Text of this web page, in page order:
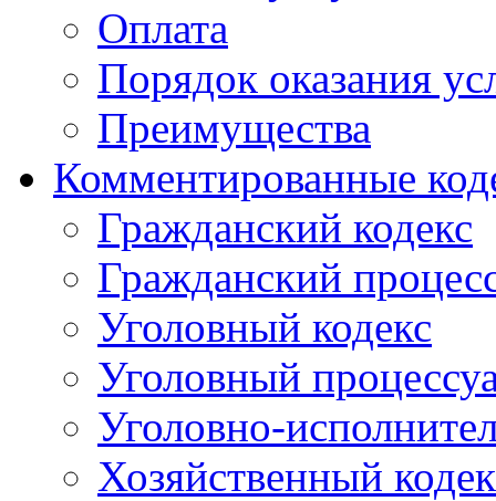
Оплата
Порядок оказания
Преимущества
Комментированные
Гражданский кодекс
Гражданский
Уголовный кодекс
Уголовный
Уголовно-
Хозяйственный